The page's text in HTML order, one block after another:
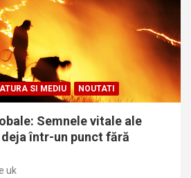
SI MEDIU NOUTATI
Semnele vitale ale
într-un punct fără
uk